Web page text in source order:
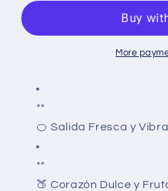
Elegante
de
Parfum
Masculina
Elegante
Lujosa
More
**
🍊Salida Fresca y
**
🍑Corazón Dulce y